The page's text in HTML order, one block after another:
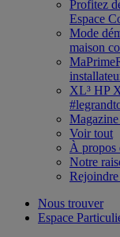
Profitez
Espace
Mode
maison
XL³ HP
Voir tout
À propos
Notre
Nous trouver
Espace